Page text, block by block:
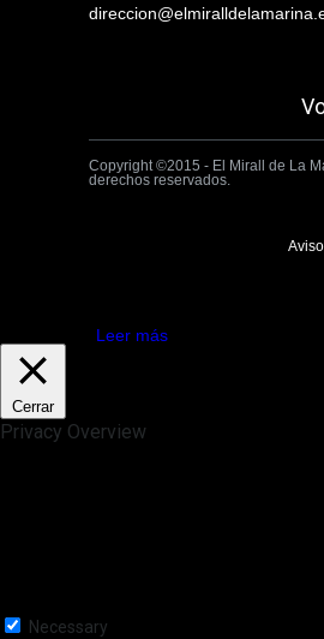
Copyright ©2015 - El Mirall de La
derechos reservados.
Leer más
Cerrar
Privacy Overview
Necessary